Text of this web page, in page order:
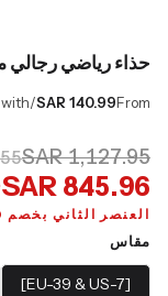
حذاء رياضي رجالي
From
SAR 140.99
/mo or 0% APR with
SAR 1,127.95
SAR 845.96
العنصر الثاني بخصم 50%
مقاس
[EU-39 & US-7]